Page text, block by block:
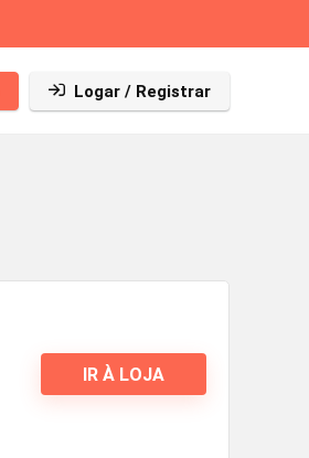
Logar / Registrar
IR À LOJA